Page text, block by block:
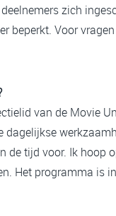
zich
beperkt. Voor
van de Movie
dagelijkse
de tijd voor. Ik hoop
Het programma is